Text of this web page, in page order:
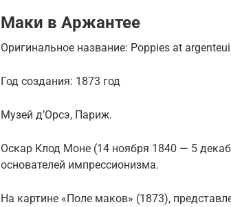
Маки в Аржантее
Оригинальное название: Poppies at
Год создания: 1873 год
Музей д’Орсэ, Париж.
Оскар Клод Моне (14 ноября 1840 — 5
основателей импрессионизма.
На картине «Поле маков» (1873),